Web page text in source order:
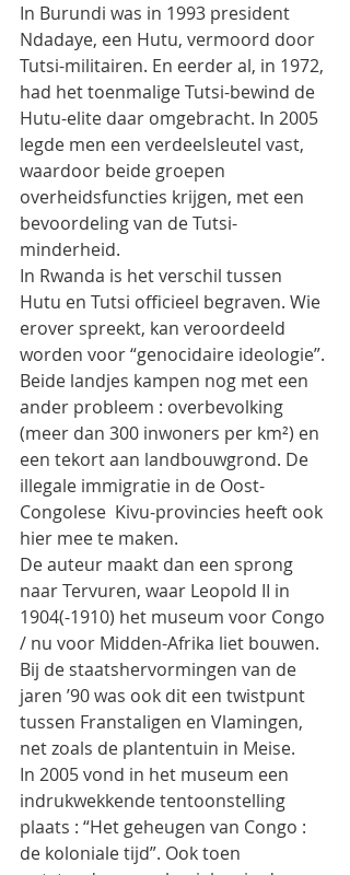
In Burundi was in 1993 president
Ndadaye, een Hutu, vermoord door
Tutsi-militairen. En eerder al, in 1972,
had het toenmalige Tutsi-bewind de
Hutu-elite daar omgebracht. In 2005
legde men een verdeelsleutel vast,
waardoor beide groepen
overheidsfuncties krijgen, met een
bevoordeling van de Tutsi-
minderheid.
In Rwanda is het verschil tussen
Hutu en Tutsi officieel begraven. Wie
erover spreekt, kan veroordeeld
worden voor “genocidaire ideologie”.
Beide landjes kampen nog met een
ander probleem : overbevolking
(meer dan 300 inwoners per km²) en
een tekort aan landbouwgrond. De
illegale immigratie in de Oost-
Congolese  Kivu-provincies heeft ook
hier mee te maken.
De auteur maakt dan een sprong
naar Tervuren, waar Leopold II in
1904(-1910) het museum voor Congo
/ nu voor Midden-Afrika liet bouwen.
Bij de staatshervormingen van de
jaren ’90 was ook dit een twistpunt
tussen Franstaligen en Vlamingen,
net zoals de plantentuin in Meise.
In 2005 vond in het museum een
indrukwekkende tentoonstelling
plaats : “Het geheugen van Congo :
de koloniale tijd”. Ook toen